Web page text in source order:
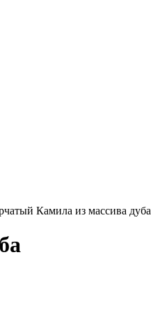
Камила из массива дуба